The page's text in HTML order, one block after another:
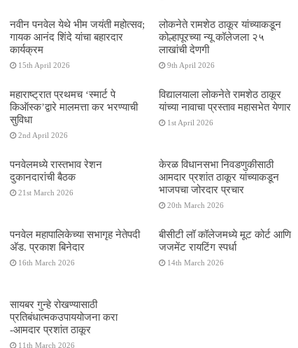
नवीन पनवेल येथे भीम जयंती महोत्सव;
गायक आनंद शिंदे यांचा बहारदार
कार्यक्रम
15th April 2026
लोकनेते रामशेठ ठाकूर यांच्याकडून
कोल्हापूरच्या न्यू कॉलेजला २५
लाखांची देणगी
9th April 2026
महाराष्ट्रात प्रथमच ‌‘स्मार्ट पे
किऑस्क‌’द्वारे मालमत्ता कर भरण्याची
सुविधा
2nd April 2026
विद्यालयाला लोकनेते रामशेठ ठाकूर
यांच्या नावाचा प्रस्ताव महासभेत येणार
1st April 2026
पनवेलमध्ये रास्तभाव रेशन
दुकानदारांची बैठक
21st March 2026
केरळ विधानसभा निवडणुकीसाठी
आमदार प्रशांत ठाकूर यांच्याकडून
भाजपचा जोरदार प्रचार
20th March 2026
पनवेल महापालिकेच्या सभागृह नेतेपदी
अ‍ॅड. प्रकाश बिनेदार
16th March 2026
बीसीटी लॉ कॉलेजमध्ये मूट कोर्ट आणि
जजमेंट रायटिंग स्पर्धा
14th March 2026
सायबर गुन्हे रोखण्यासाठी
प्रतिबंधात्मकउपाययोजना करा
-आमदार प्रशांत ठाकूर
11th March 2026